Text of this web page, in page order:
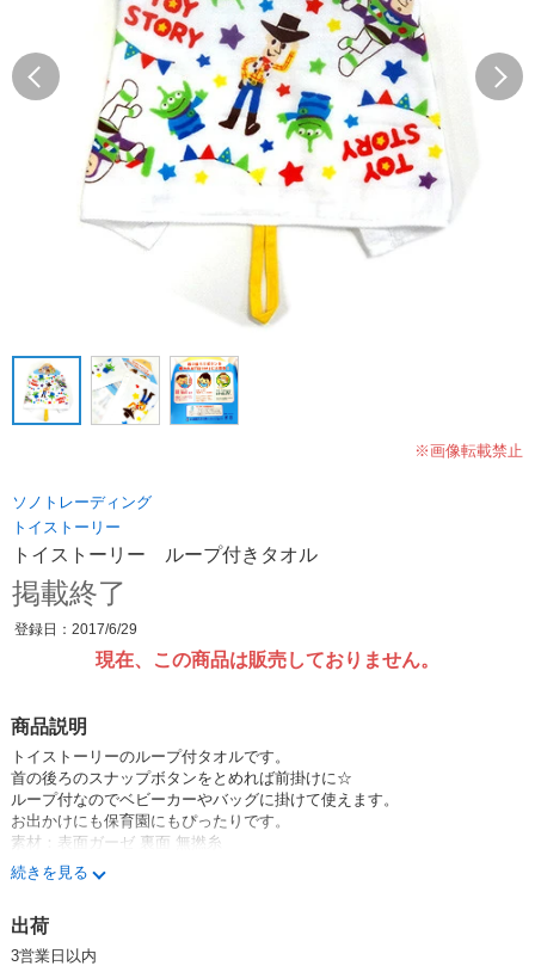
※画像転載禁止
ソノトレーディング
トイストーリー
トイストーリー ループ付きタオル
掲載終了
登録日：2017/6/29
現在、この商品は販売しておりません。
商品説明
トイストーリーのループ付タオルです。
首の後ろのスナップボタンをとめれば前掛けに☆
ループ付なのでベビーカーやバッグに掛けて使えます。
お出かけにも保育園にもぴったりです。
素材：表面ガーゼ 裏面 無撚糸
サイズ：約ヨコ47×タテ26cm
品番 2005000700
■トイストーリー■
アンディ少年が楽しく遊ぶおもちゃたちは、実は話したり自由に行動した
続きを見る
出荷
3営業日以内